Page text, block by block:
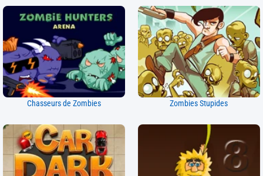
Chasseurs de Zombies Zombies Stupides